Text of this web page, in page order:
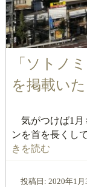
「ソトノ
を掲載い
気がつけば1月
ンを首を長くし
きを読む
投稿日: 2020年1月